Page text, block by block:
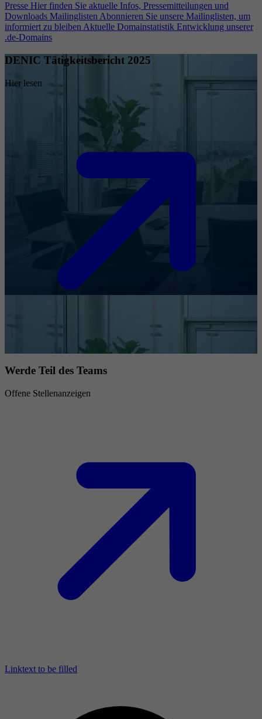
Presse Hier finden Sie aktuelle Infos, Pressemitteilungen und
Downloads Mailinglisten Abonnieren Sie unsere Mailinglisten, um
informiert zu bleiben Aktuelle Domainstatistik Entwicklung unserer
.de-Domains
DENIC Tätigkeitsbericht 2025
Hier lesen
Werde Teil des Teams
Offene Stellenanzeigen
Linktext to be filled